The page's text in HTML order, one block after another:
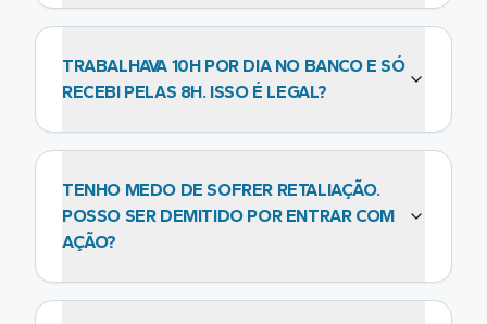
TRABALHAVA 10H POR DIA NO BANCO E SÓ
RECEBI PELAS 8H. ISSO É LEGAL?
TENHO MEDO DE SOFRER RETALIAÇÃO.
POSSO SER DEMITIDO POR ENTRAR COM
AÇÃO?